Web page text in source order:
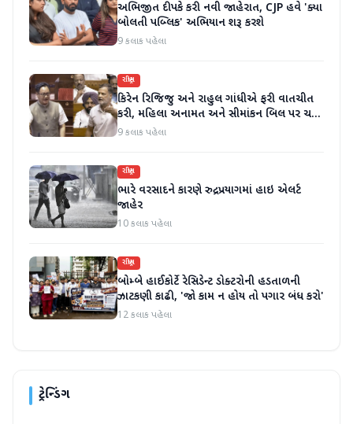
અભિજીત દીપકે કરી નવી જાહેરાત, CJP હવે 'ક્યા
બોલતી પબ્લિક' અભિયાન શરૂ કરશે
9 કલાક પહેલા
રાષ્ટ્રીય
કિરેન રિજિજુ અને રાહુલ ગાંધીએ ફરી વાતચીત
કરી, મહિલા અનામત અને સીમાંકન બિલ પર ચર્ચા
કરી
9 કલાક પહેલા
રાષ્ટ્રીય
ભારે વરસાદને કારણે રુદ્રપ્રયાગમાં હાઇ એલર્ટ
જાહેર
10 કલાક પહેલા
રાષ્ટ્રીય
બોમ્બે હાઈકોર્ટે રેસિડેન્ટ ડોક્ટરોની હડતાળની
ઝાટકણી કાઢી, 'જો કામ ન હોય તો પગાર બંધ કરો'
12 કલાક પહેલા
ટ્રેન્ડિંગ